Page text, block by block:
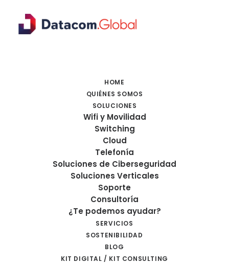
HOME
QUIÉNES SOMOS
SOLUCIONES
Wifi y Movilidad
Switching
Cloud
Telefonía
Soluciones de Ciberseguridad
Soluciones Verticales
Soporte
Consultoría
¿Te podemos ayudar?
SERVICIOS
SOSTENIBILIDAD
BLOG
KIT DIGITAL / KIT CONSULTING
AMP Y TALOS COMO
HERRAMIENTAS DE
PROTECCIÓN DE CORREO
ELECTRÓNICO CORPORATIVO